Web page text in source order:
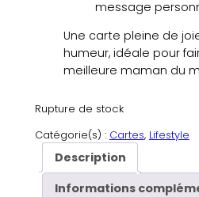
message
Une carte pleine de
humeur, idéale pour
meilleure maman du
Rupture de stock
Catégorie(s) : Cartes, Lifestyle
Description
Informations